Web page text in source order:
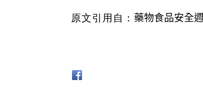
原文引用自： 藥物食品安全